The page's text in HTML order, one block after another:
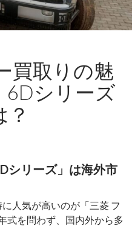
買取りの魅
6Dシリーズ
シリーズ」は海外市
人気が高いのが「三菱 フ
式を問わず、国内外から多